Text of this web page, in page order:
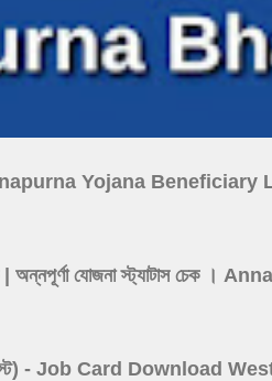
Annapurna Yojana Beneficiary
চেক | অন্নপূর্ণা যোজনা
লিস্ট) - Job Card Download